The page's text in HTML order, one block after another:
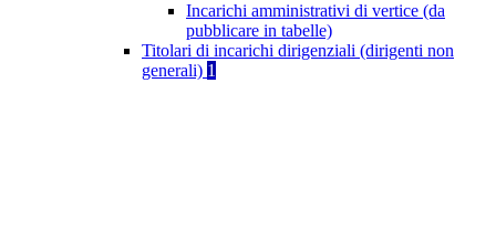
Incarichi amministrativi di vertice (da
pubblicare in tabelle)
Titolari di incarichi dirigenziali (dirigenti non
generali) 1